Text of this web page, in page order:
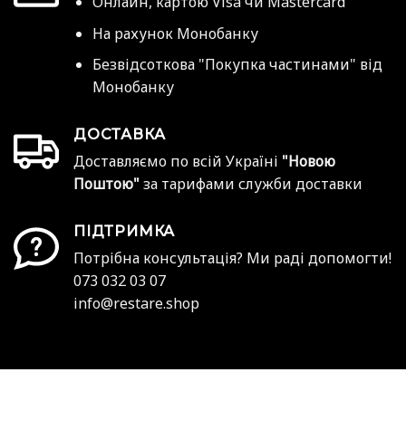
На рахунок Монобанку
Безвідсоткова "Покупка частинами" від
Монобанку
ДОСТАВКА
Доставляємо по всій Україні "Новою
Поштою" за тарифами служби доставки
ПІДТРИМКА
Потрібна консультація? Ми раді допомогти!
073 032 03 07
info@restare.shop